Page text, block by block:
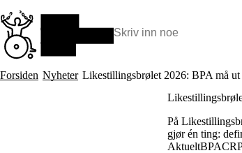
til
hovedinnhold
Søk:
Hva vi gjør
Forsiden Nyheter Likestillingsbrølet 2026: BPA må
På
gjør én ting:
AktueltBPA